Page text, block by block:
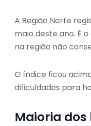
A Região Norte
maio deste ano. É
na região não
O índice ficou
dificuldades para
Maioria